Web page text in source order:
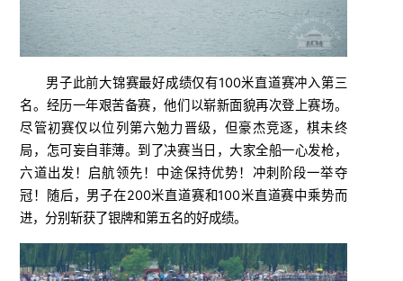
男子此前大锦赛最好成绩仅有100米直道赛冲入第三
名。经历一年艰苦备赛，他们以崭新面貌再次登上赛场。
尽管初赛仅以位列第六勉力晋级，但豪杰竞逐，棋未终
局，怎可妄自菲薄。到了决赛当日，大家全船一心发枪，
六道出发！启航领先！中途保持优势！冲刺阶段一举夺
冠！随后，男子在200米直道赛和100米直道赛中乘势而
进，分别斩获了银牌和第五名的好成绩。